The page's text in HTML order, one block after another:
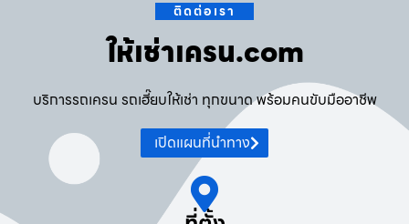
ติดต่อเรา
ให้เช่าเครน.com
บริการรถเครน รถเฮี๊ยบให้เช่า ทุกขนาด พร้อมคนขับมืออาชีพ
เปิดแผนที่นำทาง